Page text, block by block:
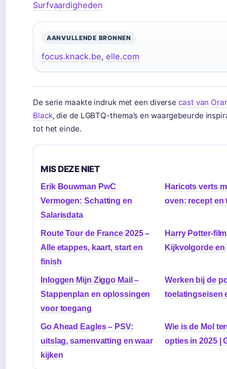
Surfvaardigheden
AANVULLENDE BRONNEN
focus.knack.be,elle.com
De serie maakte indruk met een diversecast van
Black, die de LGBTQ-thema’s en waargebeurde
tot het einde.
MIS DEZE NIET
Erik Bouwman PwC
Vermogen: Schatting en
Salarisdata
Haricots verts
oven: recept en
Route Tour de France 2025 –
Alle etappes, kaart, start en
finish
Harry Potter-
Kijkvolgorde en
Inloggen Mijn Ziggo Mail –
Stappenplan en oplossingen
voor toegang
Werken bij de
toelatingseisen
Go Ahead Eagles – PSV:
uitslag, samenvatting en waar
kijken
Wie is de Mol
opties in 2025 |